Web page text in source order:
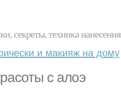
секреты, техника нанесения
и макияж на дому
с алоэ